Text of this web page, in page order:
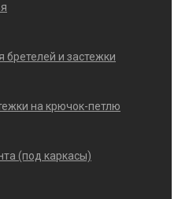
бретелей и застежки
на крючок-петлю
(под каркасы)